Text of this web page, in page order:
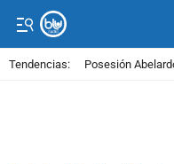
Tendencias: Posesión